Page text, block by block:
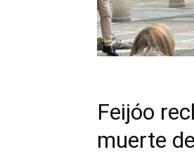
Feijóo
muerte